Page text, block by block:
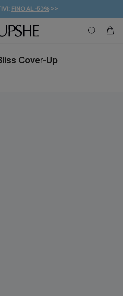
FINO AL -50%>>
GRATUITA DA 49€
NUOVI: 20% DI SCONTO*
Cover-Up